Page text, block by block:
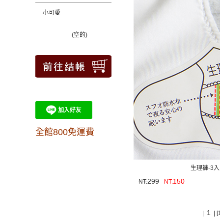
小可愛
(空的)
全館800免運費
生理褲-3入
NT.299 NT.150
1